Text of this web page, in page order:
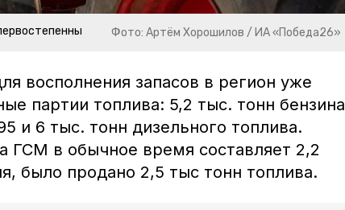
Фото: Артём Хорошилов / ИА «Победа26»
восполнения запасов в регион уже
партии топлива: 5,2 тыс. тонн бензина
и 6 тыс. тонн дизельного топлива.
ГСМ в обычное время составляет 2,2
было продано 2,5 тыс тонн топлива.